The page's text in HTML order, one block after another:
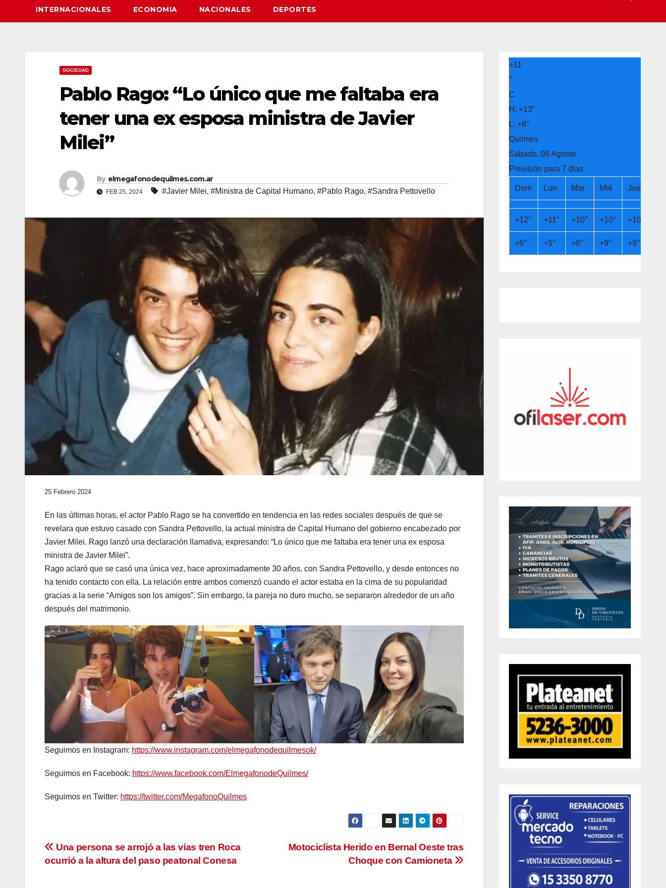
INTERNACIONALES ECONOMIA NACIONALES DEPORTES
SOCIEDAD
Pablo Rago: “Lo único que me faltaba era
tener una ex esposa ministra de Javier
Milei”
By elmegafonodequilmes.com.ar
FEB 25, 2024 #Javier Milei, #Ministra de Capital Humano, #Pablo Rago, #Sandra Pettovello
25 Febrero 2024
En las últimas horas, el actor Pablo Rago se ha convertido en tendencia en las redes sociales después de que se
revelara que estuvo casado con Sandra Pettovello, la actual ministra de Capital Humano del gobierno encabezado por
Javier Milei. Rago lanzó una declaración llamativa, expresando: “Lo único que me faltaba era tener una ex esposa
ministra de Javier Milei”.
Rago aclaró que se casó una única vez, hace aproximadamente 30 años, con Sandra Pettovello, y desde entonces no
ha tenido contacto con ella. La relación entre ambos comenzó cuando el actor estaba en la cima de su popularidad
gracias a la serie “Amigos son los amigos”. Sin embargo, la pareja no duro mucho, se separaron alrededor de un año
después del matrimonio.
Seguimos en Instagram: https://www.instagram.com/elmegafonodequilmesok/
Seguimos en Facebook: https://www.facebook.com/ElmegafonodeQuilmes/
Seguimos en Twitter: https://twitter.com/MegafonoQuilmes
Navegación
Motociclista Herido en Bernal Oeste tras
Choque con Camioneta
Una persona se arrojó a las vías tren Roca
ocurrió a la altura del paso peatonal Conesa
+11
°
C
H: +13°
L: +8°
Quilmes
Sábado, 08 Agosto
Previsión para 7 días
Dom Lun Mar Mié Jue
+12° +11° +10° +10° +10°
+6° +5° +8° +9° +9°